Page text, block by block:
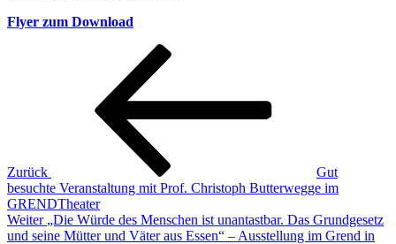
Flyer zum Download
Beitragsnavigation
Zurück
Gut
besuchte Veranstaltung mit Prof. Christoph Butterwegge im
GRENDTheater
Nächster
Beitrag
Weiter „Die Würde des Menschen ist unantastbar. Das Grundgesetz
und seine Mütter und Väter aus Essen“ – Ausstellung im Grend in